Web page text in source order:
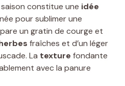
constitue une idée
pour sublimer une
un gratin de courge et
fraîches et d’un léger
La texture fondante
avec la panure